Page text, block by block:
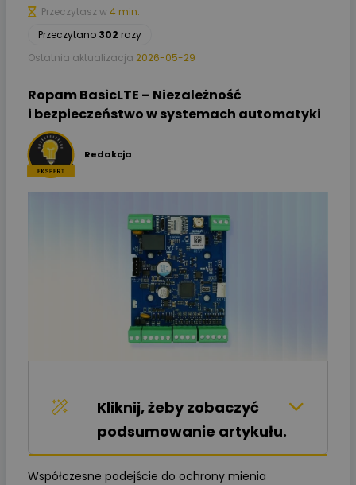
Przeczytasz w 4 min.
Przeczytano 302 razy
Ostatnia aktualizacja 2026-05-29
Ropam BasicLTE – Niezależność
i bezpieczeństwo w systemach automatyki
Redakcja
Kliknij, żeby zobaczyć
podsumowanie artykułu.
Współczesne podejście do ochrony mienia